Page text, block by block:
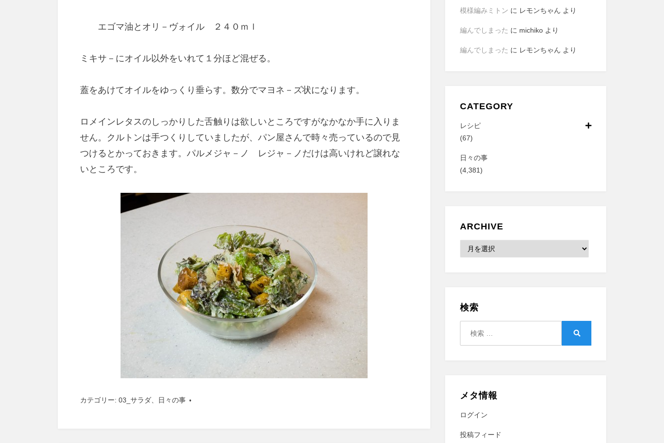
エゴマ油とオリ－ヴォイル ２４０ｍｌ
ミキサ－にオイル以外をいれて１分ほど混ぜる。
蓋をあけてオイルをゆっくり垂らす。数分でマヨネ－ズ状になります。
ロメインレタスのしっかりした舌触りは欲しいところですがなかなか手に入りま
せん。クルトンは手つくりしていましたが、パン屋さんで時々売っているので見
つけるとかっておきます。パルメジャ－ノ レジャ－ノだけは高いけれど譲れな
いところです。
カテゴリー: 03_サラダ 日々の事
模様編みミトン に レモンちゃん より
編んでしまった に michikoより
編んでしまった に レモンちゃん より
CATEGORY
レシピ
(67)
日々の事
(4,381)
ARCHIVE
Archive
検索
メタ情報
ログイン
投稿フィード